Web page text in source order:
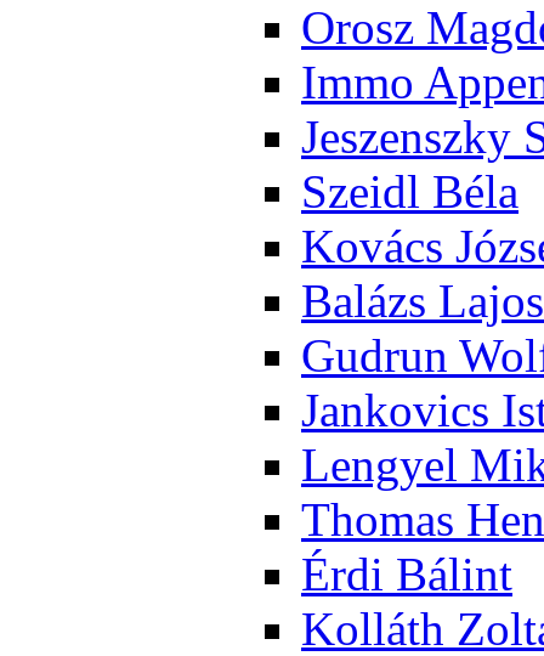
Orosz
Im­mo
Je­szensz­ky
Szeidl Bé­la
Ko­vács
Ba­lázs La­jos
Gud­run
Jan­ko­vics
Len­gyel
Tho­mas
Ér­di Bá­lint
Kol­láth